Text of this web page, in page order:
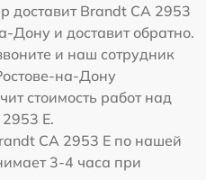
доставит Brandt CA 2953
Дону и доставит обратно.
и наш сотрудник
на-Дону
стоимость работ над
E.
CA 2953 E по нашей
3-4 часа при